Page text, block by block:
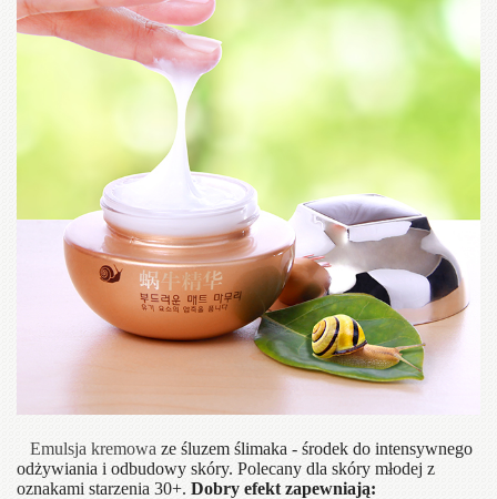
Emulsja kremowa ze śluzem ślimaka - środek do intensywnego
odżywiania i odbudowy skóry. Polecany dla skóry młodej z
oznakami starzenia 30+. Dobry efekt zapewniają: